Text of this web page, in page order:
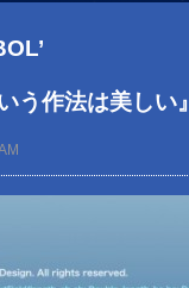
う作法は美しい